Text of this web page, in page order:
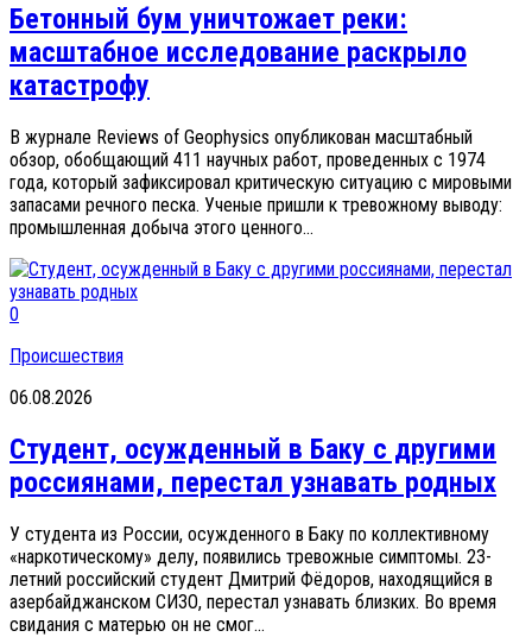
Бетонный бум уничтожает реки:
масштабное исследование раскрыло
катастрофу
В журнале Reviews of Geophysics опубликован масштабный
обзор, обобщающий 411 научных работ, проведенных с 1974
года, который зафиксировал критическую ситуацию с мировыми
запасами речного песка. Ученые пришли к тревожному выводу:
промышленная добыча этого ценного...
0
Происшествия
06.08.2026
Студент, осужденный в Баку с другими
россиянами, перестал узнавать родных
У студента из России, осужденного в Баку по коллективному
«наркотическому» делу, появились тревожные симптомы. 23-
летний российский студент Дмитрий Фёдоров, находящийся в
азербайджанском СИЗО, перестал узнавать близких. Во время
свидания с матерью он не смог...